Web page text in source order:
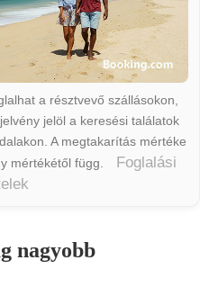
a résztvevő szállásokon,
jelöl a keresési találatok
A megtakarítás mértéke
mértékétől függ.
Foglalási
nagyobb